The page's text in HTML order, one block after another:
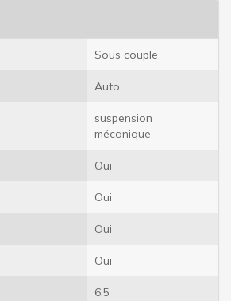
Sous couple
Auto
suspension
mécanique
Oui
Oui
Oui
Oui
6.5